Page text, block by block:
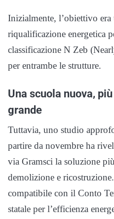
Inizialmente, l’obiettivo
riqualificazione energetica
classificazione N Zeb
per entrambe le strutture.
Una scuola nuova,
grande
Tuttavia, uno studio
partire da novembre ha
via Gramsci la soluzione
demolizione e
compatibile con il Conto
statale per l’efficienza